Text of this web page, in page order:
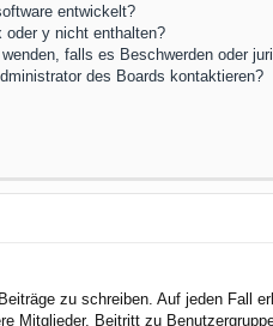
entwickelt?
y nicht enthalten?
falls es Beschwerden oder
des Boards kontaktieren?
zu schreiben. Auf jeden Fall
Mitglieder, Beitritt zu